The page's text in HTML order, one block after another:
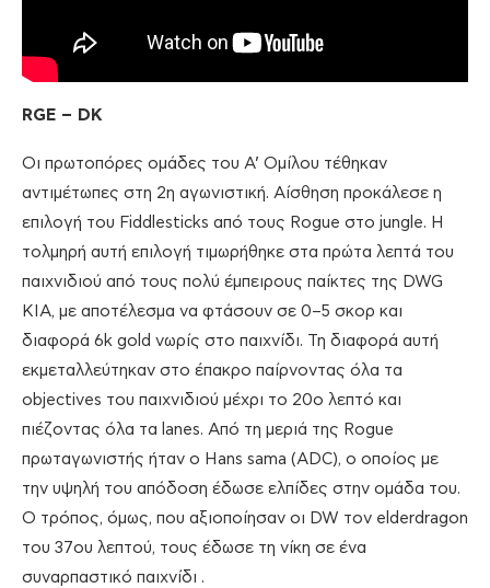
RGE – DK
Οι πρωτοπόρες ομάδες του Α’ Ομίλου τέθηκαν
αντιμέτωπες στη 2η αγωνιστική. Αίσθηση προκάλεσε η
επιλογή του Fiddlesticks από τους Rogue στο jungle. Η
τολμηρή αυτή επιλογή τιμωρήθηκε στα πρώτα λεπτά του
παιχνιδιού από τους πολύ έμπειρους παίκτες της DWG
KIA, με αποτέλεσμα να φτάσουν σε 0–5 σκορ και
διαφορά 6k gold νωρίς στο παιχνίδι. Τη διαφορά αυτή
εκμεταλλεύτηκαν στο έπακρο παίρνοντας όλα τα
objectives του παιχνιδιού μέχρι το 20ο λεπτό και
πιέζοντας όλα τα lanes. Από τη μεριά της Rogue
πρωταγωνιστής ήταν ο Hans sama (ADC), ο οποίος με
την υψηλή του απόδοση έδωσε ελπίδες στην ομάδα του.
Ο τρόπος, όμως, που αξιοποίησαν οι DW τον elderdragon
του 37ου λεπτού, τους έδωσε τη νίκη σε ένα
συναρπαστικό παιχνίδι .